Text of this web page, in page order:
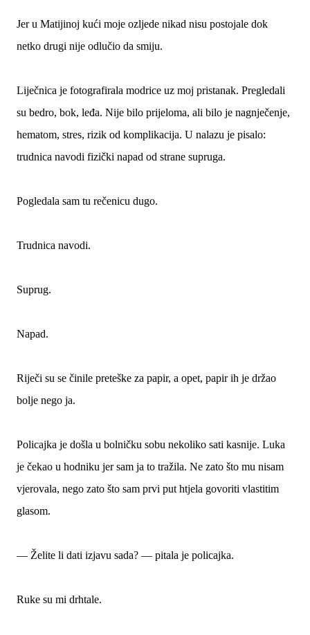
Jer u Matijinoj kući moje ozljede nikad nisu postojale dok
netko drugi nije odlučio da smiju.
Liječnica je fotografirala modrice uz moj pristanak. Pregledali
su bedro, bok, leđa. Nije bilo prijeloma, ali bilo je nagnječenje,
hematom, stres, rizik od komplikacija. U nalazu je pisalo:
trudnica navodi fizički napad od strane supruga.
Pogledala sam tu rečenicu dugo.
Trudnica navodi.
Suprug.
Napad.
Riječi su se činile preteške za papir, a opet, papir ih je držao
bolje nego ja.
Policajka je došla u bolničku sobu nekoliko sati kasnije. Luka
je čekao u hodniku jer sam ja to tražila. Ne zato što mu nisam
vjerovala, nego zato što sam prvi put htjela govoriti vlastitim
glasom.
— Želite li dati izjavu sada? — pitala je policajka.
Ruke su mi drhtale.